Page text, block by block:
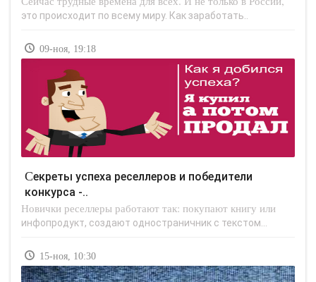
это происходит по всему миру. Как заработать..
09-ноя, 19:18
Секреты успеха реселлеров и победители
конкурса -..
Новички реселлеры работают так: покупают книгу или
инфопродукт, создают одностраничник с текстом...
15-ноя, 10:30